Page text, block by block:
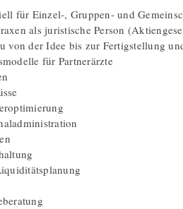
für Einzel-, Gruppen- und
als juristische Person
der Idee bis zur Fertigstellung
für Partnerärzte